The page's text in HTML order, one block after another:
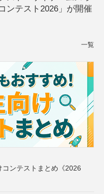
ンテスト2026」が開催
一覧
ンテストまとめ《2026